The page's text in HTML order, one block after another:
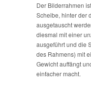
Der Bilderrahmen
Scheibe, hinter der
ausgetauscht
diesmal mit einer
ausgeführt und die
des Rahmens) mit
Gewicht auffängt
einfacher macht.